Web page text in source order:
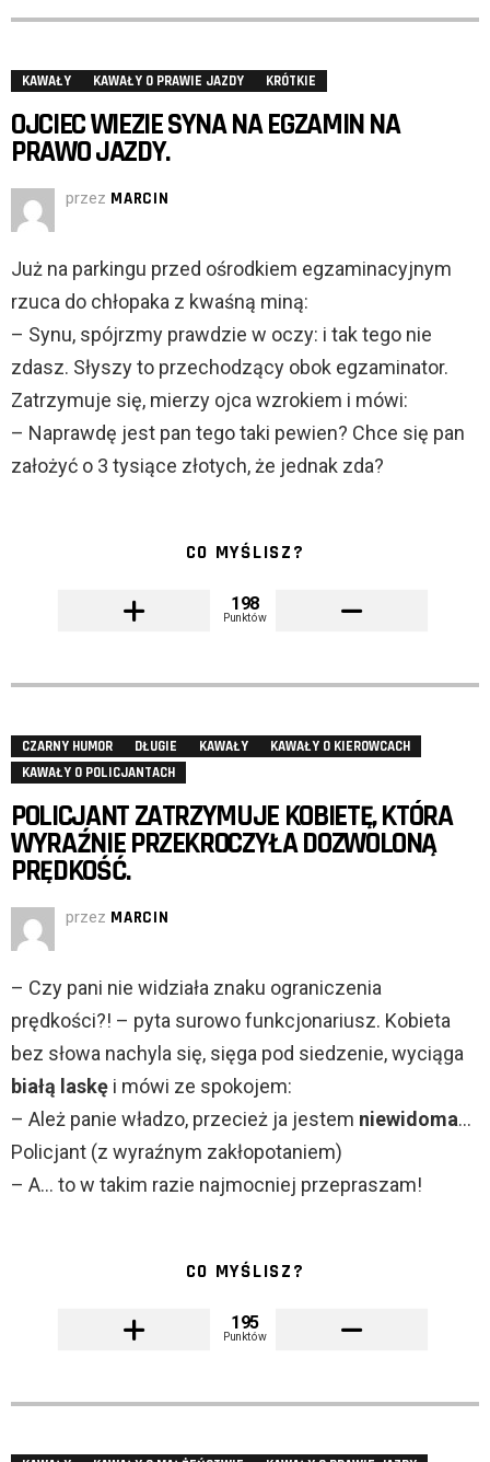
KAWAŁY KAWAŁY O PRAWIE JAZDY KRÓTKIE
OJCIEC WIEZIE SYNA NA EGZAMIN NA
PRAWO JAZDY.
przez MARCIN
Już na parkingu przed ośrodkiem egzaminacyjnym
rzuca do chłopaka z kwaśną miną:
– Synu, spójrzmy prawdzie w oczy: i tak tego nie
zdasz. Słyszy to przechodzący obok egzaminator.
Zatrzymuje się, mierzy ojca wzrokiem i mówi:
– Naprawdę jest pan tego taki pewien? Chce się pan
założyć o 3 tysiące złotych, że jednak zda?
CO MYŚLISZ?
198
Punktów
CZARNY HUMOR DŁUGIE KAWAŁY
KAWAŁY O KIEROWCACH
KAWAŁY O POLICJANTACH
POLICJANT ZATRZYMUJE KOBIETĘ, KTÓRA
WYRAŹNIE PRZEKROCZYŁA DOZWOLONĄ
PRĘDKOŚĆ.
przez MARCIN
– Czy pani nie widziała znaku ograniczenia
prędkości?! – pyta surowo funkcjonariusz. Kobieta
bez słowa nachyla się, sięga pod siedzenie, wyciąga
białą laskę i mówi ze spokojem:
– Ależ panie władzo, przecież ja jestem niewidoma…
Policjant (z wyraźnym zakłopotaniem)
– A… to w takim razie najmocniej przepraszam!
CO MYŚLISZ?
195
Punktów